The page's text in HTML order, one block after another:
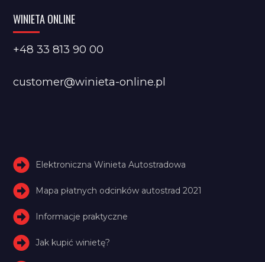
WINIETA ONLINE
+48 33 813 90 00
customer@winieta-online.pl
Elektroniczna Winieta Autostradowa
Mapa płatnych odcinków autostrad 2021
Informacje praktyczne
Jak kupić winietę?